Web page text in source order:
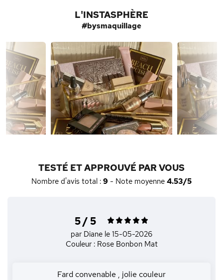
L'INSTASPHÈRE
#bysmaquillage
TESTÉ ET APPROUVÉ PAR VOUS
Nombre d'avis total : 9 - Note moyenne 4.53/5
5 / 5
par Diane le 15-05-2026
Couleur : Rose Bonbon Mat
Fard convenable , jolie couleur